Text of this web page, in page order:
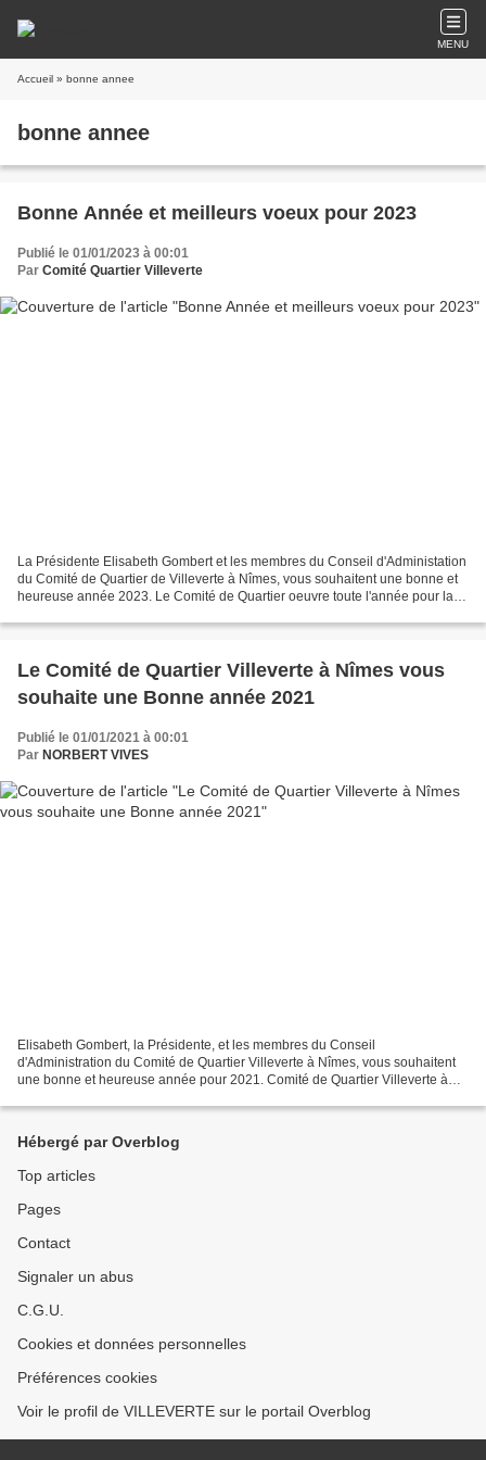
MENU
Accueil » bonne annee
bonne annee
Bonne Année et meilleurs voeux pour 2023
Publié le 01/01/2023 à 00:01
Par Comité Quartier Villeverte
La Présidente Elisabeth Gombert et les membres du Conseil d'Administation
du Comité de Quartier de Villeverte à Nîmes, vous souhaitent une bonne et
heureuse année 2023. Le Comité de Quartier oeuvre toute l'année pour la
Le Comité de Quartier Villeverte à Nîmes vous
souhaite une Bonne année 2021
Publié le 01/01/2021 à 00:01
Par NORBERT VIVES
Elisabeth Gombert, la Présidente, et les membres du Conseil
d'Administration du Comité de Quartier Villeverte à Nîmes, vous souhaitent
une bonne et heureuse année pour 2021. Comité de Quartier Villeverte à
Hébergé par Overblog
Top articles
Pages
Contact
Signaler un abus
C.G.U.
Cookies et données personnelles
Préférences cookies
Voir le profil de VILLEVERTE sur le portail Overblog